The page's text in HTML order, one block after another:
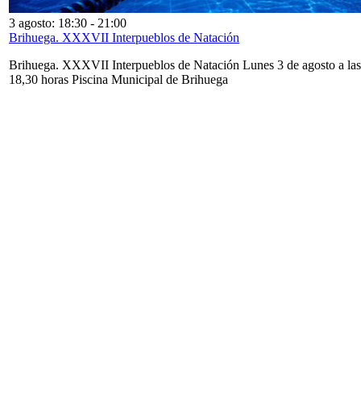
3 agosto: 18:30 - 21:00
Brihuega. XXXVII Interpueblos de Natación
Brihuega. XXXVII Interpueblos de Natación Lunes 3 de agosto a las
18,30 horas Piscina Municipal de Brihuega